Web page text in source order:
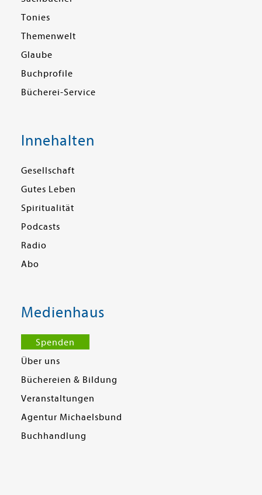
Tonies
Themenwelt
Glaube
Buchprofile
Bücherei-Service
Innehalten
Gesellschaft
Gutes Leben
Spiritualität
Podcasts
Radio
Abo
Medienhaus
Spenden
Über uns
Büchereien & Bildung
Veranstaltungen
Agentur Michaelsbund
Buchhandlung